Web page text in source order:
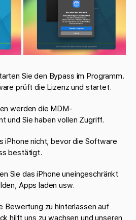
Sie den Bypass im Programm.
prüft die Lizenz und startet.
werden die MDM-
und Sie haben vollen Zugriff.
iPhone nicht, bevor die Software
bestätigt.
Sie das iPhone uneingeschränkt
Apps laden usw.
Bewertung zu hinterlassen auf
hilft uns zu wachsen und unseren